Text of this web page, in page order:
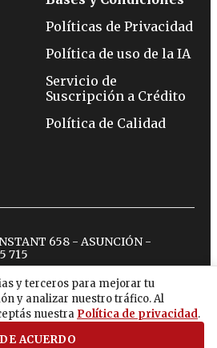
y terceros para mejorar tu
y analizar nuestro tráfico. Al
nuestra Política de privacidad.
DE ACUERDO
Políticas de Privacidad
Política de uso de la IA
Servicio de
Suscripción a Crédito
Política de Calidad
658 - ASUNCIÓN -
715
tiktokyoutubespotify